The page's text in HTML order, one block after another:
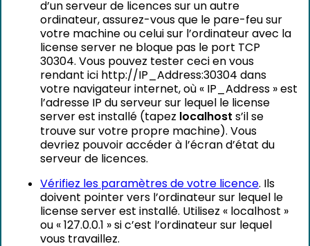
d’un serveur de licences sur un autre
ordinateur, assurez-vous que le pare-feu sur
votre machine ou celui sur l’ordinateur avec la
license server ne bloque pas le port TCP
30304. Vous pouvez tester ceci en vous
rendant ici http://IP_Address:30304 dans
votre navigateur internet, où « IP_Address » est
l’adresse IP du serveur sur lequel le license
server est installé (tapez localhost s’il se
trouve sur votre propre machine). Vous
devriez pouvoir accéder à l’écran d’état du
serveur de licences.
Vérifiez les paramètres de votre licence. Ils
doivent pointer vers l’ordinateur sur lequel le
license server est installé. Utilisez « localhost »
ou « 127.0.0.1 » si c’est l’ordinateur sur lequel
vous travaillez.